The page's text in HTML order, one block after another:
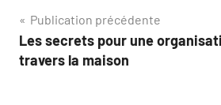
Navigation
de
Publication précédente
Les secrets pour une
travers la maison